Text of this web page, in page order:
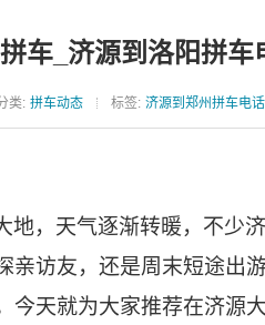
车_济源到洛阳拼
类: 拼车动态 标签: 济源到郑州拼车电话
地，天气逐渐转暖，不少
亲访友，还是周末短途出
今天就为大家推荐在济源